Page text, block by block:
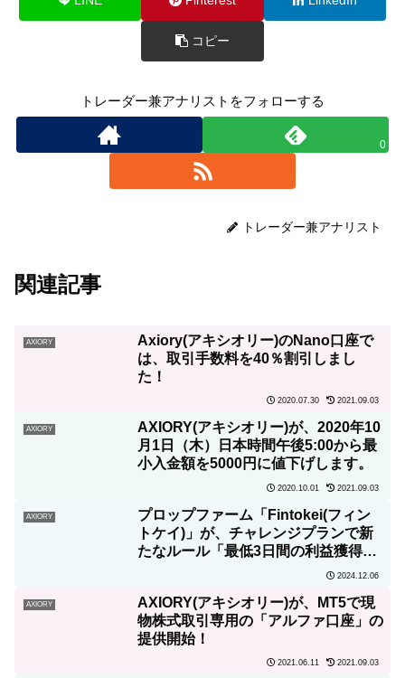
コピー
トレーダー兼アナリストをフォローする
0
トレーダー兼アナリスト
関連記事
AXIORY
Axiory(アキシオリー)のNano口座で
は、取引手数料を40％割引しまし
た！
2020.07.30 2021.09.03
AXIORY
AXIORY(アキシオリー)が、2020年10
月1日（木）日本時間午後5:00から最
小入金額を5000円に値下げします。
2020.10.01 2021.09.03
AXIORY
プロップファーム「Fintokei(フィン
トケイ)」が、チャレンジプランで新
たなルール「最低3日間の利益獲得
2024.12.06
AXIORY
AXIORY(アキシオリー)が、MT5で現
物株式取引専用の「アルファ口座」の
提供開始！
2021.06.11 2021.09.03